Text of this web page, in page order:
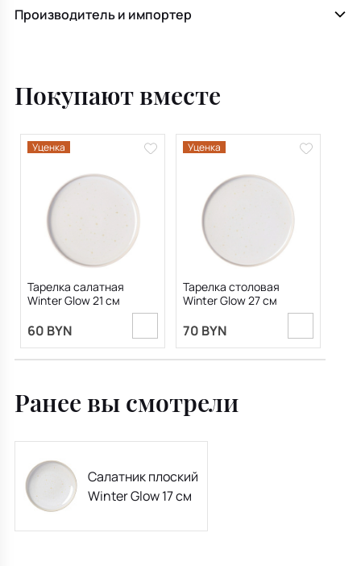
Производитель и импортер
Покупают вместе
Уценка
Тарелка салатная
Winter Glow 21 см
60 BYN
Уценка
Тарелка столовая
Winter Glow 27 см
70 BYN
Ранее вы смотрели
Салатник плоский
Winter Glow 17 см